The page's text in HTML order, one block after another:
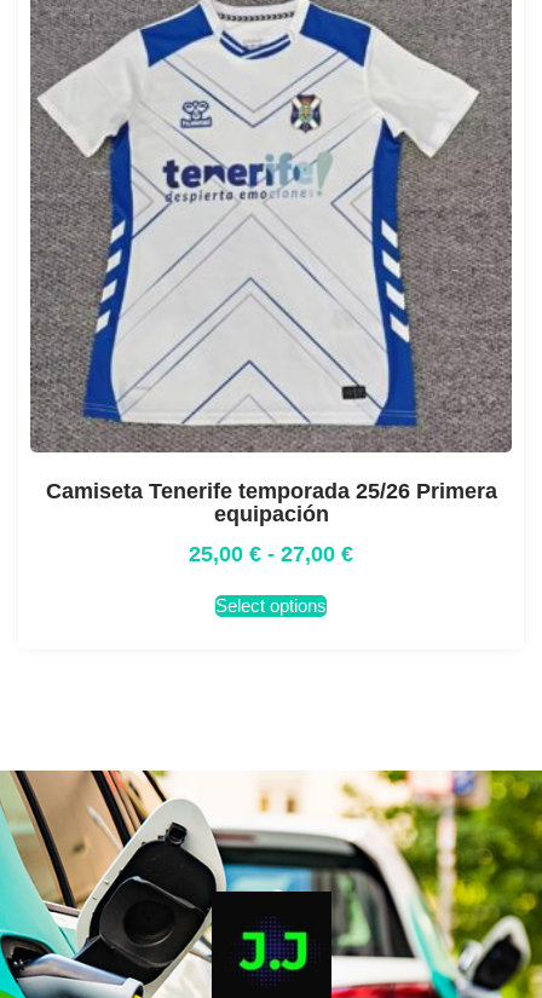
Camiseta Tenerife temporada 25/26 Primera
equipación
25,00 € - 27,00 €
Select options